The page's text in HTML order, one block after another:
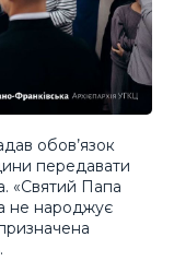
обов’язок
передавати
«Святий Папа
не народжує